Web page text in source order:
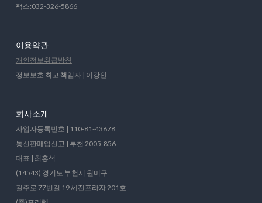
팩스:032-326-5866
이용약관
개인정보취급방침
정보보호 최고 책임자 | 이강인
회사소개
사업자등록번호 | 110-81-43678
통신판매업신고 | 부천 2005-856
대표 | 최홍석
(14543) 경기도 부천시 원미구
길주로 77번길 19 세진프라자 201호